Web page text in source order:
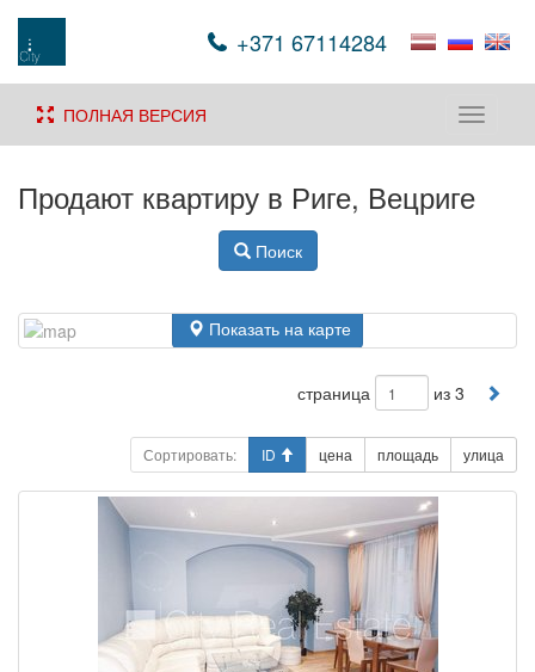
+371 67114284
Toggle
ПОЛНАЯ ВЕРСИЯ
Продают квартиру в Риге, Вецриге
Поиск
Показать на карте
страница из 3
Сортировать: ID цена площадь улица